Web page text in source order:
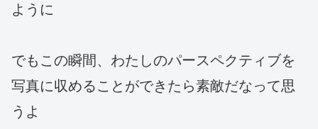
ように
でもこの瞬間、わたしのパースペクティブを
写真に収めることができたら素敵だなって思
うよ